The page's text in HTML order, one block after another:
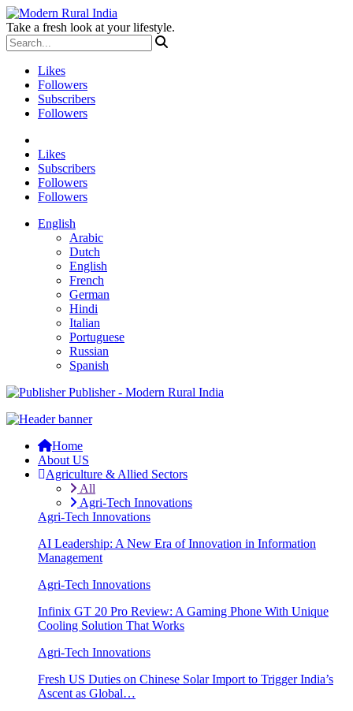
Take a fresh look at your lifestyle.
Likes
Followers
Subscribers
Followers
Likes
Subscribers
Followers
Followers
English
Arabic
Dutch
English
French
German
Hindi
Italian
Portuguese
Russian
Spanish
Publisher - Modern Rural India
Home
About US
Agriculture & Allied Sectors
All
Agri-Tech Innovations
Agri-Tech Innovations
AI Leadership: A New Era of Innovation in Information
Management
Agri-Tech Innovations
Infinix GT 20 Pro Review: A Gaming Phone With Unique
Cooling Solution That Works
Agri-Tech Innovations
Fresh US Duties on Chinese Solar Import to Trigger India’s
Ascent as Global…